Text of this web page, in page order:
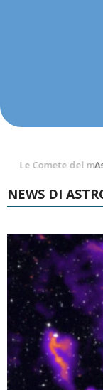
NEWS DI